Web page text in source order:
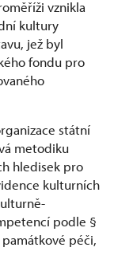
vznikla
kultury
jež byl
fondu pro
státní
metodiku
hledisek pro
kulturních
podle §
péči,